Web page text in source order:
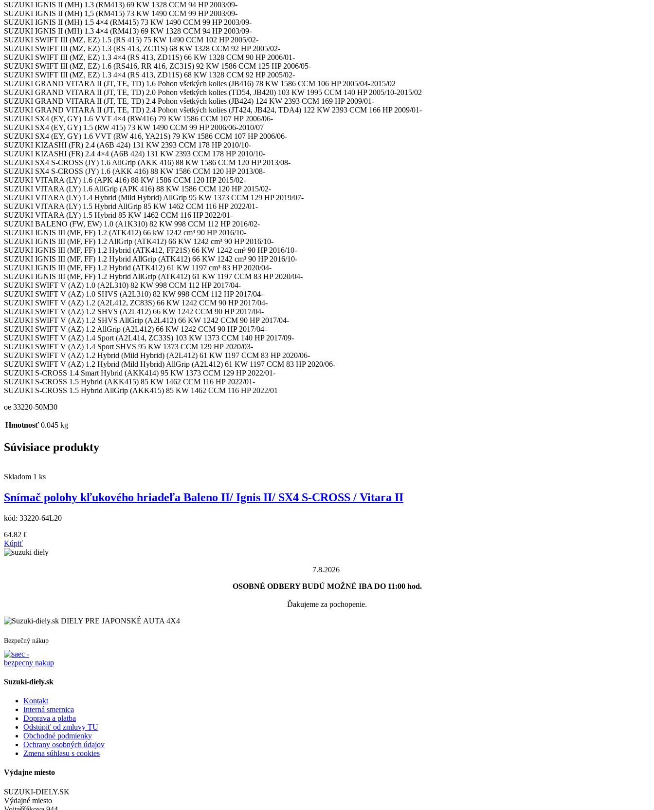
SUZUKI IGNIS II (MH) 1.3 (RM413) 69 KW 1328 CCM 94 HP 2003/09-
SUZUKI IGNIS II (MH) 1,5 (RM415) 73 KW 1490 CCM 99 HP 2003/09-
SUZUKI IGNIS II (MH) 1.5 4×4 (RM415) 73 KW 1490 CCM 99 HP 2003/09-
SUZUKI IGNIS II (MH) 1.3 4×4 (RM413) 69 KW 1328 CCM 94 HP 2003/09-
SUZUKI SWIFT III (MZ, EZ) 1.5 (RS 415) 75 KW 1490 CCM 102 HP 2005/02-
SUZUKI SWIFT III (MZ, EZ) 1.3 (RS 413, ZC11S) 68 KW 1328 CCM 92 HP 2005/02-
SUZUKI SWIFT III (MZ, EZ) 1.3 4×4 (RS 413, ZD11S) 66 KW 1328 CCM 90 HP 2006/01-
SUZUKI SWIFT III (MZ, EZ) 1.6 (RS416, RR 416, ZC31S) 92 KW 1586 CCM 125 HP 2006/05-
SUZUKI SWIFT III (MZ, EZ) 1.3 4×4 (RS 413, ZD11S) 68 KW 1328 CCM 92 HP 2005/02-
SUZUKI GRAND VITARA II (JT, TE, TD) 1.6 Pohon všetkých kolies (JB416) 78 KW 1586 CCM 106 HP 2005/04-2015/02
SUZUKI GRAND VITARA II (JT, TE, TD) 2.0 Pohon všetkých kolies (TD54, JB420) 103 KW 1995 CCM 140 HP 2005/10-2015/02
SUZUKI GRAND VITARA II (JT, TE, TD) 2.4 Pohon všetkých kolies (JB424) 124 KW 2393 CCM 169 HP 2009/01-
SUZUKI GRAND VITARA II (JT, TE, TD) 2.4 Pohon všetkých kolies (JT424, JB424, TDA4) 122 KW 2393 CCM 166 HP 2009/01-
SUZUKI SX4 (EY, GY) 1.6 VVT 4×4 (RW416) 79 KW 1586 CCM 107 HP 2006/06-
SUZUKI SX4 (EY, GY) 1.5 (RW 415) 73 KW 1490 CCM 99 HP 2006/06-2010/07
SUZUKI SX4 (EY, GY) 1.6 VVT (RW 416, YA21S) 79 KW 1586 CCM 107 HP 2006/06-
SUZUKI KIZASHI (FR) 2.4 (A6B 424) 131 KW 2393 CCM 178 HP 2010/10-
SUZUKI KIZASHI (FR) 2.4 4×4 (A6B 424) 131 KW 2393 CCM 178 HP 2010/10-
SUZUKI SX4 S-CROSS (JY) 1.6 AllGrip (AKK 416) 88 KW 1586 CCM 120 HP 2013/08-
SUZUKI SX4 S-CROSS (JY) 1.6 (AKK 416) 88 KW 1586 CCM 120 HP 2013/08-
SUZUKI VITARA (LY) 1.6 (APK 416) 88 KW 1586 CCM 120 HP 2015/02-
SUZUKI VITARA (LY) 1.6 AllGrip (APK 416) 88 KW 1586 CCM 120 HP 2015/02-
SUZUKI VITARA (LY) 1.4 Hybrid (Mild Hybrid) AllGrip 95 KW 1373 CCM 129 HP 2019/07-
SUZUKI VITARA (LY) 1.5 Hybrid AllGrip 85 KW 1462 CCM 116 HP 2022/01-
SUZUKI VITARA (LY) 1.5 Hybrid 85 KW 1462 CCM 116 HP 2022/01-
SUZUKI BALENO (FW, EW) 1.0 (A1K310) 82 KW 998 CCM 112 HP 2016/02-
SUZUKI IGNIS III (MF, FF) 1.2 (ATK412) 66 kW 1242 cm³ 90 HP 2016/10-
SUZUKI IGNIS III (MF, FF) 1.2 AllGrip (ATK412) 66 KW 1242 cm³ 90 HP 2016/10-
SUZUKI IGNIS III (MF, FF) 1.2 Hybrid (ATK412, FF21S) 66 KW 1242 cm³ 90 HP 2016/10-
SUZUKI IGNIS III (MF, FF) 1.2 Hybrid AllGrip (ATK412) 66 KW 1242 cm³ 90 HP 2016/10-
SUZUKI IGNIS III (MF, FF) 1.2 Hybrid (ATK412) 61 KW 1197 cm³ 83 HP 2020/04-
SUZUKI IGNIS III (MF, FF) 1.2 Hybrid AllGrip (ATK412) 61 KW 1197 CCM 83 HP 2020/04-
SUZUKI SWIFT V (AZ) 1.0 (A2L310) 82 KW 998 CCM 112 HP 2017/04-
SUZUKI SWIFT V (AZ) 1.0 SHVS (A2L310) 82 KW 998 CCM 112 HP 2017/04-
SUZUKI SWIFT V (AZ) 1.2 (A2L412, ZC83S) 66 KW 1242 CCM 90 HP 2017/04-
SUZUKI SWIFT V (AZ) 1.2 SHVS (A2L412) 66 KW 1242 CCM 90 HP 2017/04-
SUZUKI SWIFT V (AZ) 1.2 SHVS AllGrip (A2L412) 66 KW 1242 CCM 90 HP 2017/04-
SUZUKI SWIFT V (AZ) 1.2 AllGrip (A2L412) 66 KW 1242 CCM 90 HP 2017/04-
SUZUKI SWIFT V (AZ) 1.4 Sport (A2L414, ZC33S) 103 KW 1373 CCM 140 HP 2017/09-
SUZUKI SWIFT V (AZ) 1.4 Sport SHVS 95 KW 1373 CCM 129 HP 2020/03-
SUZUKI SWIFT V (AZ) 1.2 Hybrid (Mild Hybrid) (A2L412) 61 KW 1197 CCM 83 HP 2020/06-
SUZUKI SWIFT V (AZ) 1.2 Hybrid (Mild Hybrid) AllGrip (A2L412) 61 KW 1197 CCM 83 HP 2020/06-
SUZUKI S-CROSS 1.4 Smart Hybrid (AKK414) 95 KW 1373 CCM 129 HP 2022/01-
SUZUKI S-CROSS 1.5 Hybrid (AKK415) 85 KW 1462 CCM 116 HP 2022/01-
SUZUKI S-CROSS 1.5 Hybrid AllGrip (AKK415) 85 KW 1462 CCM 116 HP 2022/01
oe 33220-50M30
Hmotnosť 0.045 kg
Súvisiace produkty
Skladom 1 ks
Snímač polohy kľukového hriadeľa Baleno II/ Ignis II/ SX4 S-CROSS / Vitara II
kód: 33220-64L20
64.82 €
Kúpiť
7.8.2026
OSOBNÉ ODBERY BUDÚ MOŽNÉ IBA DO 11:00 hod.
Ďakujeme za pochopenie.
DIELY PRE JAPONSKÉ AUTA 4X4
Bezpečný nákup
Suzuki-diely.sk
Kontakt
Interná smernica
Doprava a platba
Odstúpiť od zmluvy TU
Obchodné podmienky
Ochrany osobných údajov
Zmena súhlasu s cookies
Výdajne miesto
SUZUKI-DIELY.SK
Výdajné miesto